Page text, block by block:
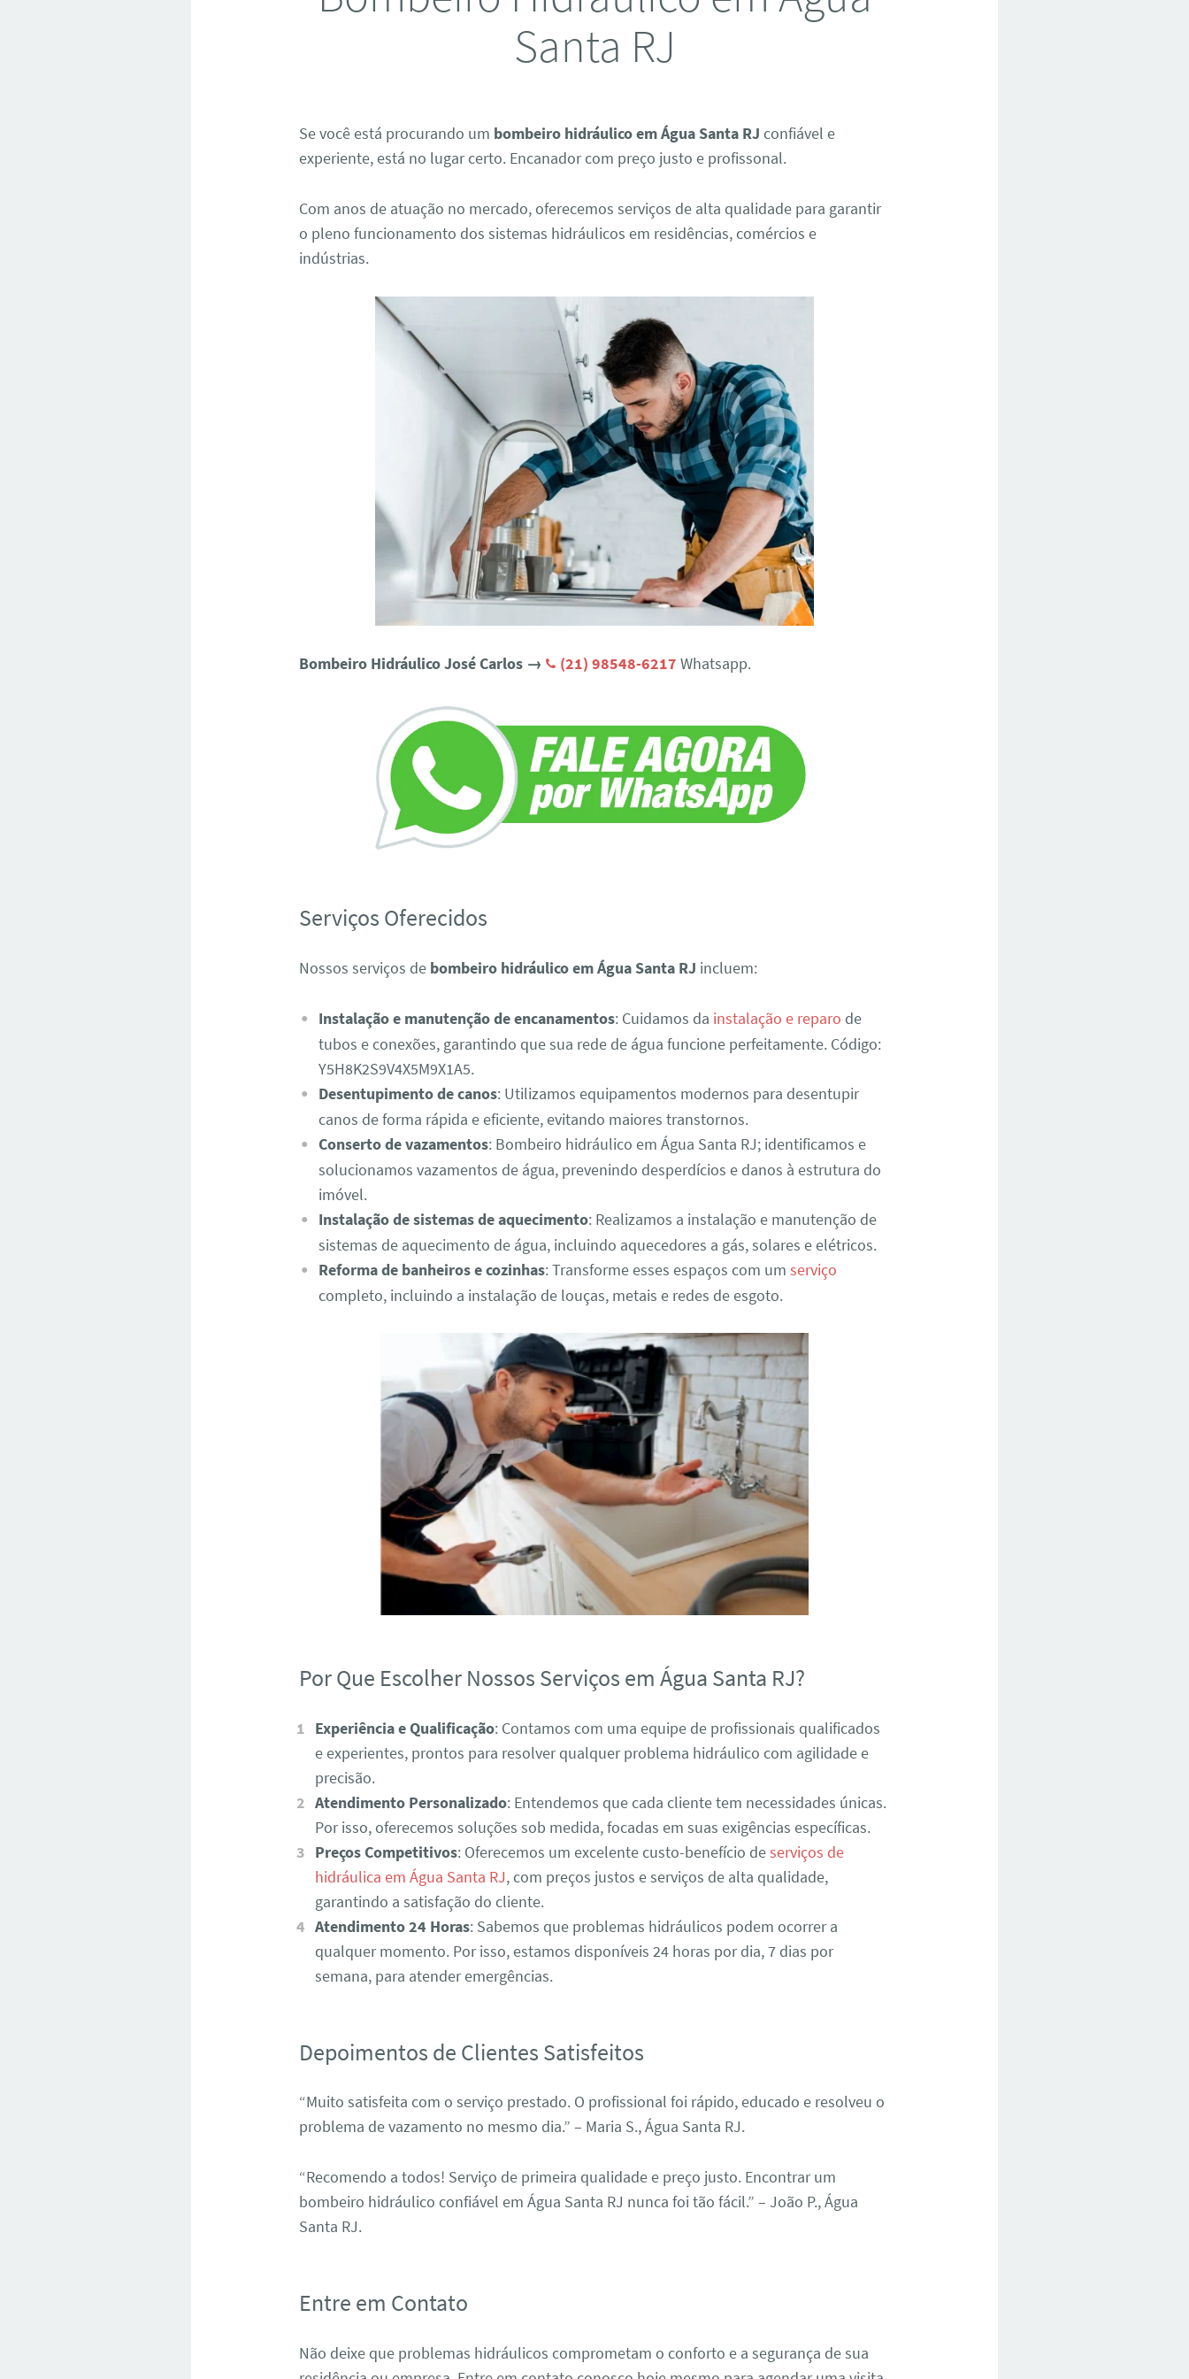
Santa RJ
Se você está procurando um bombeiro hidráulico em Água Santa RJ confiável e
experiente, está no lugar certo. Encanador com preço justo e profissonal.
Com anos de atuação no mercado, oferecemos serviços de alta qualidade para garantir
o pleno funcionamento dos sistemas hidráulicos em residências, comércios e
indústrias.
Bombeiro Hidráulico José Carlos → (21) 98548-6217 Whatsapp.
Serviços Oferecidos
Nossos serviços de bombeiro hidráulico em Água Santa RJ incluem:
Instalação e manutenção de encanamentos: Cuidamos da instalação e reparo de
tubos e conexões, garantindo que sua rede de água funcione perfeitamente. Código:
Y5H8K2S9V4X5M9X1A5.
Desentupimento de canos: Utilizamos equipamentos modernos para desentupir
canos de forma rápida e eficiente, evitando maiores transtornos.
Conserto de vazamentos: Bombeiro hidráulico em Água Santa RJ; identificamos e
solucionamos vazamentos de água, prevenindo desperdícios e danos à estrutura do
imóvel.
Instalação de sistemas de aquecimento: Realizamos a instalação e manutenção de
sistemas de aquecimento de água, incluindo aquecedores a gás, solares e elétricos.
Reforma de banheiros e cozinhas: Transforme esses espaços com um serviço
completo, incluindo a instalação de louças, metais e redes de esgoto.
Por Que Escolher Nossos Serviços em Água Santa RJ?
Experiência e Qualificação: Contamos com uma equipe de profissionais qualificados
e experientes, prontos para resolver qualquer problema hidráulico com agilidade e
precisão.
Atendimento Personalizado: Entendemos que cada cliente tem necessidades únicas.
Por isso, oferecemos soluções sob medida, focadas em suas exigências específicas.
Preços Competitivos: Oferecemos um excelente custo-benefício deserviços de
hidráulica em Água Santa RJ, com preços justos e serviços de alta qualidade,
garantindo a satisfação do cliente.
Atendimento 24 Horas: Sabemos que problemas hidráulicos podem ocorrer a
qualquer momento. Por isso, estamos disponíveis 24 horas por dia, 7 dias por
semana, para atender emergências.
Depoimentos de Clientes Satisfeitos
“Muito satisfeita com o serviço prestado. O profissional foi rápido, educado e resolveu o
problema de vazamento no mesmo dia.” – Maria S., Água Santa RJ.
“Recomendo a todos! Serviço de primeira qualidade e preço justo. Encontrar um
bombeiro hidráulico confiável em Água Santa RJ nunca foi tão fácil.” – João P., Água
Santa RJ.
Entre em Contato
Não deixe que problemas hidráulicos comprometam o conforto e a segurança de sua